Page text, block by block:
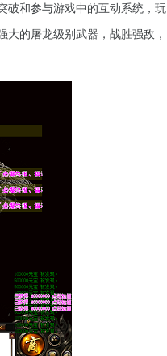
破和参与游戏中的互动系统，玩
的屠龙级别武器，战胜强敌，